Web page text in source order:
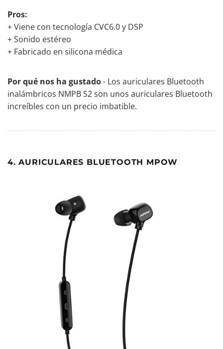
Pros:
+ Viene con tecnología CVC6.0 y DSP
+ Sonido estéreo
+ Fabricado en silicona médica
Por qué nos ha gustado- Los auriculares Bluetooth
inalámbricos NMPB S2 son unos auriculares Bluetooth
increíbles con un precio imbatible.
4. AURICULARES BLUETOOTH MPOW